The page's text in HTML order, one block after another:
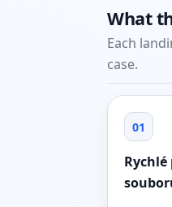
What
Each
case.
01